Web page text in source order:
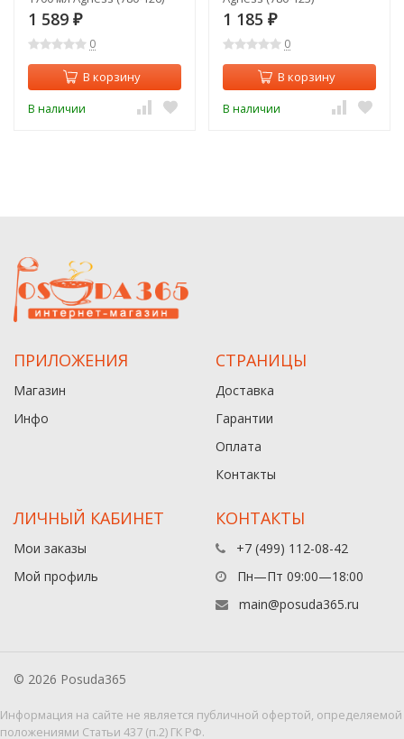
1 589 ₽
0
В корзину
В наличии
1 185 ₽
0
В корзину
В наличии
ПРИЛОЖЕНИЯ
Магазин
Инфо
СТРАНИЦЫ
Доставка
Гарантии
Оплата
Контакты
ЛИЧНЫЙ КАБИНЕТ
Мои заказы
Мой профиль
КОНТАКТЫ
+7 (499) 112-08-42
Пн—Пт 09:00—18:00
main@posuda365.ru
© 2026 Posuda365
Информация на сайте не является публичной офертой, определяемой
положениями Статьи 437 (п.2) ГК РФ.